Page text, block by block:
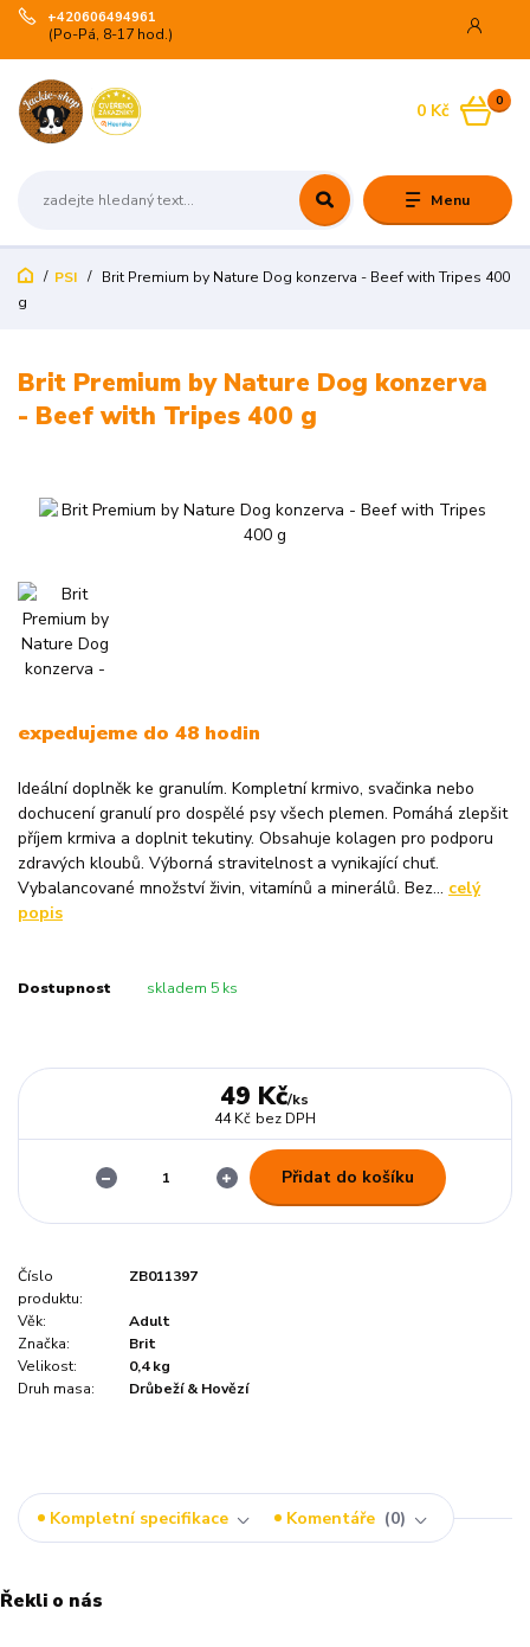
Menu
+420606494961
(Po-Pá, 8-17 hod.)
0
0 Kč
PSI
Brit Premium by Nature Dog konzerva - Beef with Tripes 400
g
Brit Premium by Nature Dog konzerva
- Beef with Tripes 400 g
expedujeme do 48 hodin
Ideální doplněk ke granulím. Kompletní krmivo, svačinka nebo
dochucení granulí pro dospělé psy všech plemen. Pomáhá zlepšit
příjem krmiva a doplnit tekutiny. Obsahuje kolagen pro podporu
zdravých kloubů. Výborná stravitelnost a vynikající chuť.
Vybalancované množství živin, vitamínů a minerálů. Bez... celý
popis
Dostupnost skladem 5 ks
49 Kč/ks
44 Kč bez DPH
Přidat do košíku
Číslo
produktu:
ZB011397
Věk:
Adult
Značka:
Brit
Velikost:
0,4 kg
Druh masa:
Drůbeží & Hovězí
Kompletní specifikace Komentáře 0
Řekli o nás